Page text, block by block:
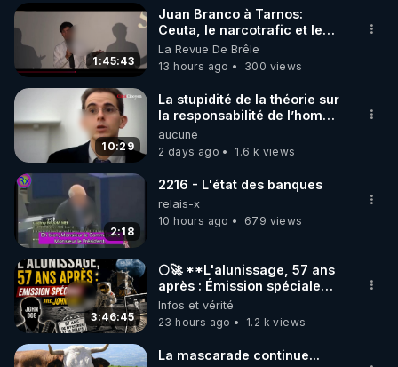
▶ 30 jours gratuit sur l’application de méditation et
de bien-être ENVOL :
Rendez-vous sur https://www.envol.app/code
le code : REGENERE
1:45:43
Juan Branco à Tarnos:
Ceuta, le narcotrafic et le
pouvoir en France
La Revue De Brêle
13 hours ago
300 views
10:29
La stupidité de la théorie sur
la responsabilité de l’homme
concernant le dioxyde de
carbone.
aucune
2 days ago
1.6 k views
2:18
2216 - L'état des banques
relais-x
10 hours ago
679 views
3:46:45
🌕🚀 **L'alunissage, 57 ans
après : Émission spéciale
avec John Doe !** 👨 🚀✨
Infos et vérité
23 hours ago
1.2 k views
La mascarade continue...